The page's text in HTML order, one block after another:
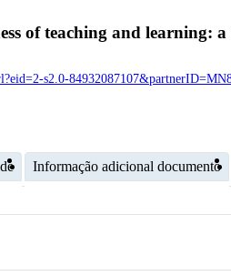
of teaching and learning:
s2.0-
Informação adicional documento